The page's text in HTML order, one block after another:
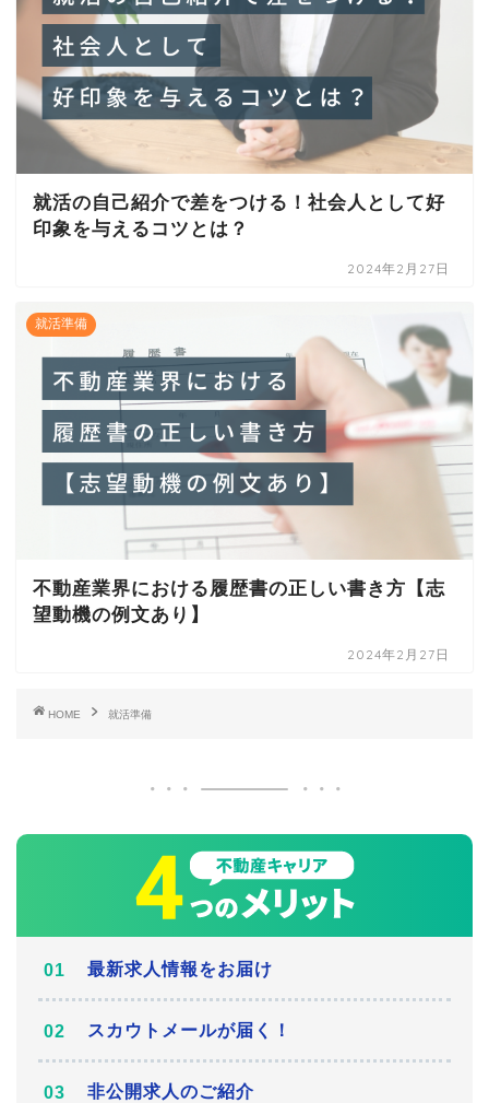
就活の自己紹介で差をつける！社会人として好
印象を与えるコツとは？
2024年2月27日
就活準備
不動産業界における履歴書の正しい書き方【志
望動機の例文あり】
2024年2月27日
HOME 就活準備
最新求人情報をお届け
スカウトメールが届く！
非公開求人のご紹介